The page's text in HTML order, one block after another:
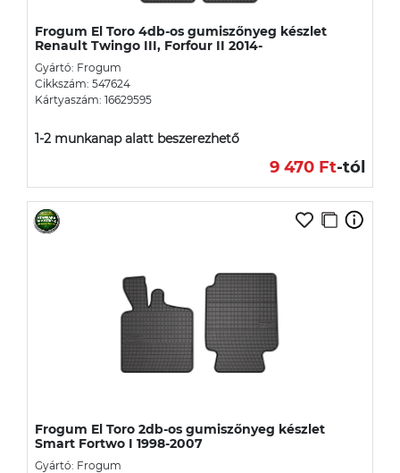
Frogum El Toro 4db-os gumiszőnyeg készlet
Renault Twingo III, Forfour II 2014-
Gyártó: Frogum
Cikkszám: 547624
Kártyaszám: 16629595
1-2 munkanap alatt beszerezhető
9 470 Ft-tól
Frogum El Toro 2db-os gumiszőnyeg készlet
Smart Fortwo I 1998-2007
Gyártó: Frogum